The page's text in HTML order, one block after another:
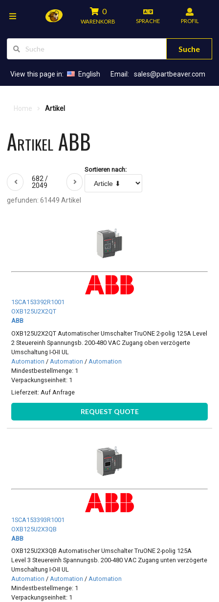
0
WARENKORB SPRACHE PROFIL
Suche
View this page in: English Email: sales@partbeaver.com
Home Artikel
Artikel ABB
682 /
2049
Sortieren nach:
gefunden: 61449 Artikel
1SCA153392R1001
OXB125U2X2QT
ABB
OXB125U2X2QT Automatischer Umschalter TruONE 2-polig 125A Level
2 Steuereinh Spannungsb. 200-480 VAC Zugang oben verzögerte
Umschaltung I-0-II UL
Automation / Automation / Automation
Mindestbestellmenge: 1
Verpackungseinheit: 1
Lieferzeit: Auf Anfrage
REQUEST QUOTE
1SCA153393R1001
OXB125U2X3QB
ABB
OXB125U2X3QB Automatischer Umschalter TruONE 2-polig 125A
Level 3 Steuereinh Spannungsb. 200-480 VAC Zugang unten verzögerte
Umschaltung I-0-II UL
Automation /Automation /Automation
Mindestbestellmenge: 1
Verpackungseinheit: 1